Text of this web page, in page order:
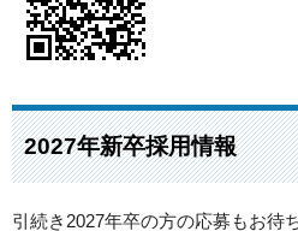
2027年新卒採用情報
引続き2027年卒の方の応募もお待